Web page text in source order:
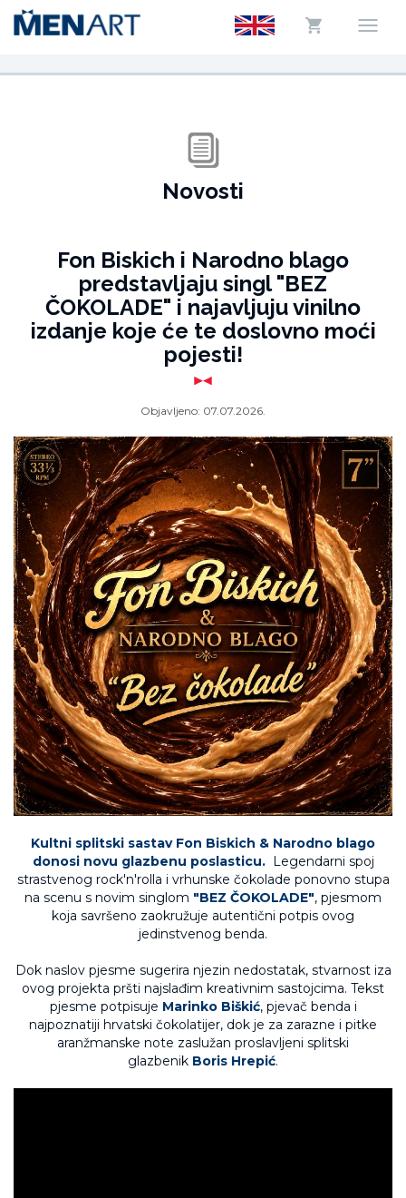
Novosti
Fon Biskich i Narodno blago
predstavljaju singl "BEZ
ČOKOLADE" i najavljuju vinilno
izdanje koje će te doslovno moći
pojesti!
Objavljeno: 07.07.2026.
Kultni splitski sastav Fon Biskich & Narodno blago
donosi novu glazbenu poslasticu. Legendarni spoj
strastvenog rock'n'rolla i vrhunske čokolade ponovno stupa
na scenu s novim singlom "BEZ ČOKOLADE", pjesmom
koja savršeno zaokružuje autentični potpis ovog
jedinstvenog benda.
Dok naslov pjesme sugerira njezin nedostatak, stvarnost iza
ovog projekta pršti najslađim kreativnim sastojcima. Tekst
pjesme potpisuje Marinko Biškić, pjevač benda i
najpoznatiji hrvatski čokolatijer, dok je za zarazne i pitke
aranžmanske note zaslužan proslavljeni splitski
glazbenik Boris Hrepić.